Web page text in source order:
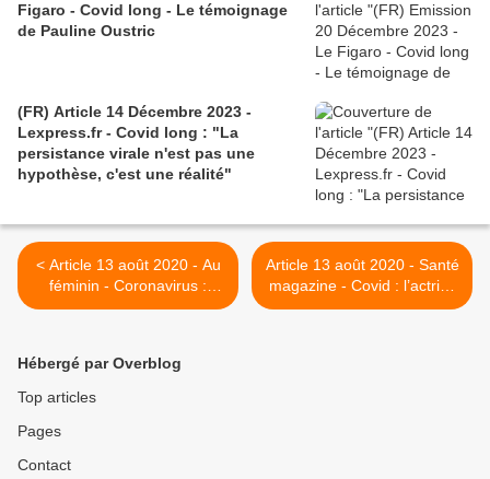
Figaro - Covid long - Le témoignage
de Pauline Oustric
(FR) Article 14 Décembre 2023 -
Lexpress.fr - Covid long : "La
persistance virale n'est pas une
hypothèse, c'est une réalité"
< Article 13 août 2020 - Au
féminin - Coronavirus :
découvrez les symptômes
Article 13 août 2020 - Santé
magazine - Covid : l’actrice
Alyssa Milano dévoile la
Hébergé par Overblog
Top articles
Pages
Contact